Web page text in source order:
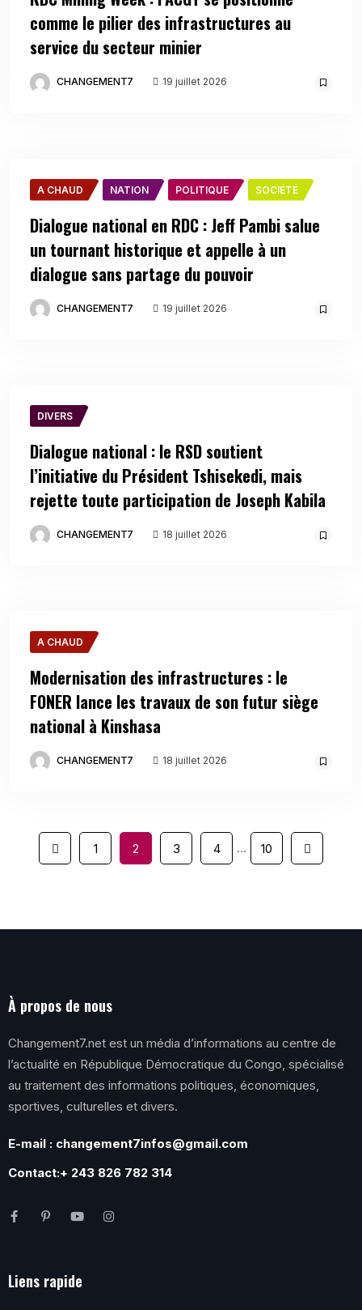
comme le pilier des infrastructures au
service du secteur minier
CHANGEMENT7 19 juillet 2026
A CHAUD NATION POLITIQUE SOCIÉTÉ
Dialogue national en RDC : Jeff Pambi salue
un tournant historique et appelle à un
dialogue sans partage du pouvoir
CHANGEMENT7 19 juillet 2026
DIVERS
Dialogue national : le RSD soutient
l’initiative du Président Tshisekedi, mais
rejette toute participation de Joseph Kabila
CHANGEMENT7 18 juillet 2026
A CHAUD
Modernisation des infrastructures : le
FONER lance les travaux de son futur siège
national à Kinshasa
CHANGEMENT7 18 juillet 2026
1 2 3 4 … 10
À propos de nous
Changement7.net est un média d’informations au centre de
l’actualité en République Démocratique du Congo, spécialisé
au traitement des informations politiques, économiques,
sportives, culturelles et divers.
E-mail : changement7infos@gmail.com
Contact:+ 243 826 782 314
Liens rapide